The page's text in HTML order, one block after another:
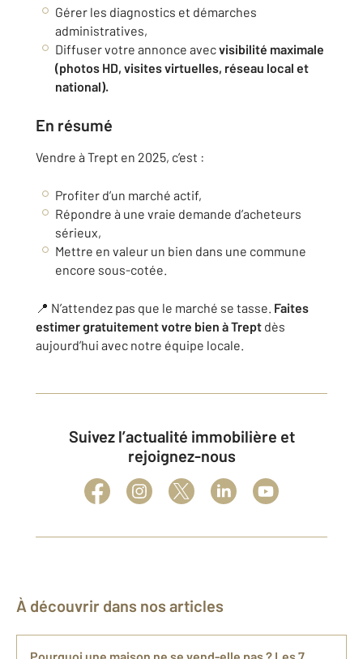
Gérer les diagnostics et démarches
administratives,
Diffuser votre annonce avecvisibilité maximale
(photos HD, visites virtuelles, réseau local et
national).
En résumé
Vendre à Trept en 2025, c’est :
Profiter d’un marché actif,
Répondre à une vraie demande d’acheteurs
sérieux,
Mettre en valeur un bien dans une commune
encore sous-cotée.
📍 N’attendez pas que le marché se tasse. Faites
estimer gratuitement votre bien à Trept dès
aujourd’hui avec notre équipe locale.
Suivez l’actualité immobilière et
rejoignez-nous
À découvrir dans nos articles